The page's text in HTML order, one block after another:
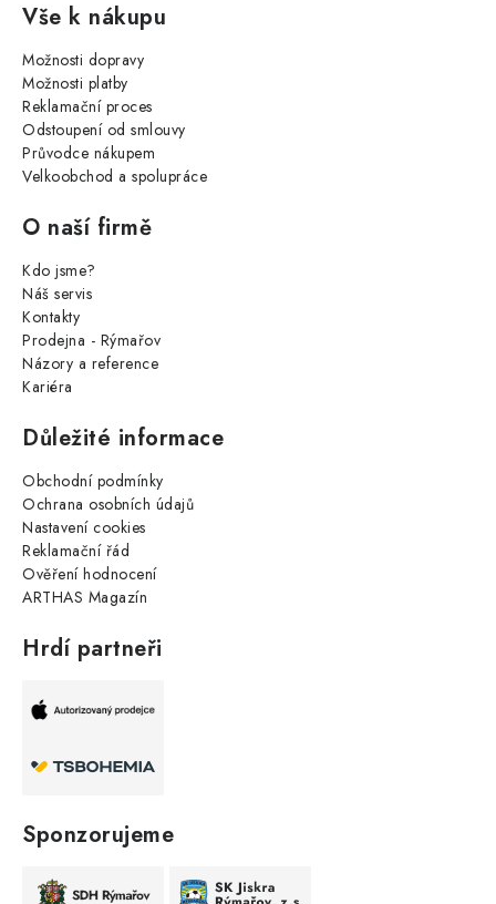
Vše k nákupu
Možnosti dopravy
Možnosti platby
Reklamační proces
Odstoupení od smlouvy
Průvodce nákupem
Velkoobchod a spolupráce
O naší firmě
Kdo jsme?
Náš servis
Kontakty
Prodejna - Rýmařov
Názory a reference
Kariéra
Důležité informace
Obchodní podmínky
Ochrana osobních údajů
Nastavení cookies
Reklamační řád
Ověření hodnocení
ARTHAS Magazín
Hrdí partneři
Sponzorujeme